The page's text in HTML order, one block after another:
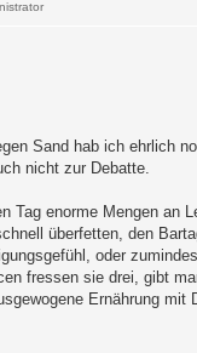
Sand hab ich ehrlich
nicht zur Debatte.
Tag enorme Mengen an
überfetten, den
oder
fressen sie drei, gibt
Ernährung mit